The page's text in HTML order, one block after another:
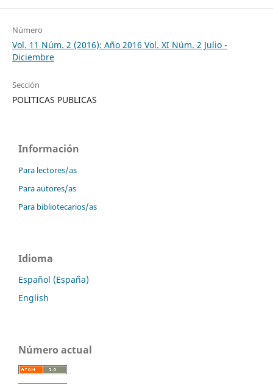
Número
Vol. 11 Núm. 2 (2016): Año 2016 Vol. XI Núm. 2 Julio -
Diciembre
Sección
POLITICAS PUBLICAS
Información
Para lectores/as
Para autores/as
Para bibliotecarios/as
Idioma
Español (España)
English
Número actual